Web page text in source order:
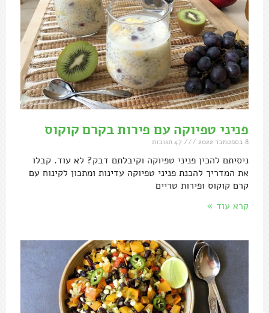
פניני טפיוקה עם פירות בקרם קוקוס
8 בספטמבר 2022
ניסיתם להכין פניני טפיוקה וקיבלתם דבק? לא עוד. קבלו
את המדריך להכנת פניני טפיוקה עדינות ומתכון לקינוח עם
קרם קוקוס ופירות טריים
קרא עוד »